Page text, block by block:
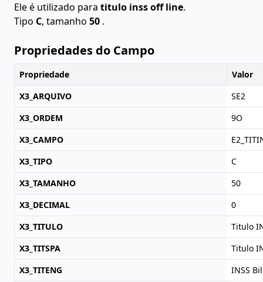
Ele é utilizado para titulo inss off line.
Tipo C, tamanho 50 .
Propriedades do Campo
Propriedade
Valor
X3_ARQUIVO
SE2
X3_ORDEM
9O
X3_CAMPO
X3_TIPO
C
X3_TAMANHO
50
X3_DECIMAL
0
X3_TITULO
Titulo
X3_TITSPA
Titulo
X3_TITENG
INSS